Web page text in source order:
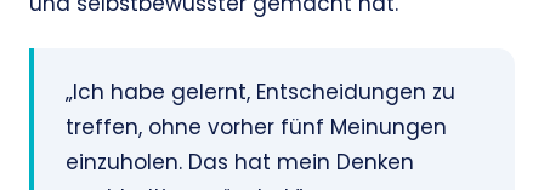
„Ich habe gelernt, Entscheidungen zu
treffen, ohne vorher fünf Meinungen
einzuholen. Das hat mein Denken